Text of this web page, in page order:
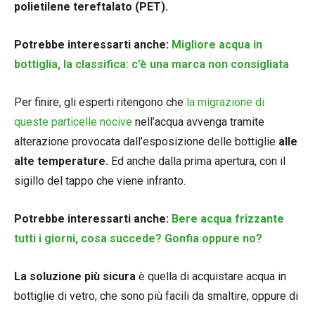
polietilene tereftalato (PET).
Potrebbe interessarti anche: Migliore acqua in
bottiglia, la classifica: c’è una marca non consigliata
Per finire, gli esperti ritengono che la migrazione di
queste particelle nocive nell’acqua avvenga tramite
alterazione provocata dall’esposizione delle bottiglie alle
alte temperature. Ed anche dalla prima apertura, con il
sigillo del tappo che viene infranto.
Potrebbe interessarti anche: Bere acqua frizzante
tutti i giorni, cosa succede? Gonfia oppure no?
La soluzione più sicura è quella di acquistare acqua in
bottiglie di vetro, che sono più facili da smaltire, oppure di